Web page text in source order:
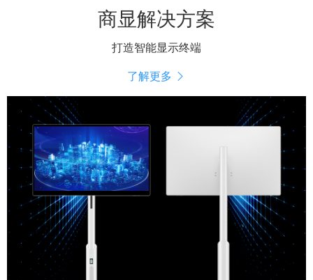
商显解决方案
打造智能显示终端
了解更多